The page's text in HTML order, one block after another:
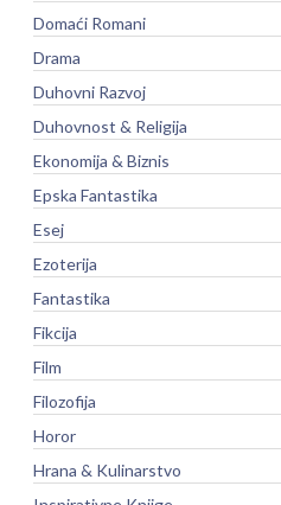
Domaći Romani
Drama
Duhovni Razvoj
Duhovnost & Religija
Ekonomija & Biznis
Epska Fantastika
Esej
Ezoterija
Fantastika
Fikcija
Film
Filozofija
Horor
Hrana & Kulinarstvo